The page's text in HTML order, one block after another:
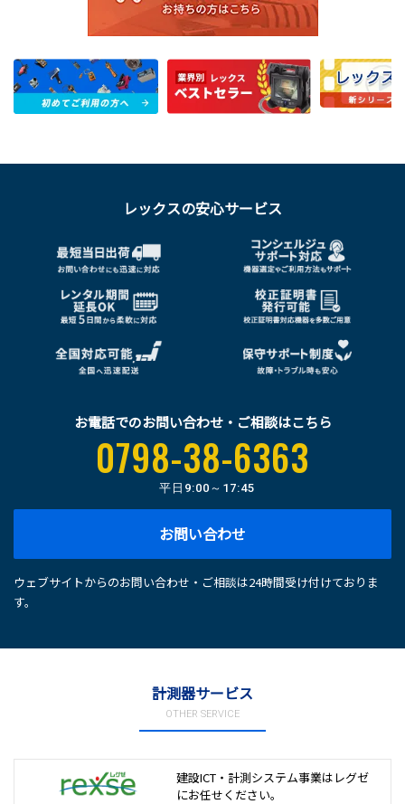
レックスの安心サービス
お電話でのお問い合わせ・ご相談はこちら
0798-38-6363
平日 9:00～17:45
お問い合わせ
ウェブサイトからのお問い合わせ・ご相談は24時間受け付けておりま
す。
計測器サービス
OTHER SERVICE
建設ICT・計測システム事業は レグゼ
にお任せください。